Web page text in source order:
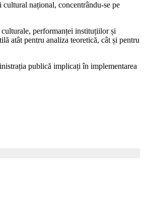
național, concentrându-se pe
performanței instituțiilor și
atât pentru analiza teoretică, cât și pentru
publică implicați în implementarea